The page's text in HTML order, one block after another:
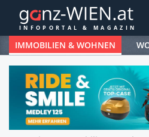
IMMOBILIEN & WOHNEN